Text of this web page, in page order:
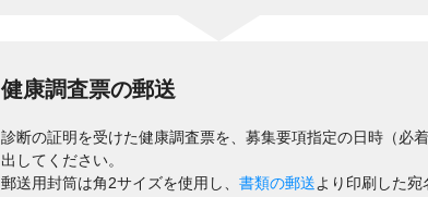
健康調査票の郵送
診断の証明を受けた健康調査票を、募集要項指定の日時（必
出してください。
郵送用封筒は角2サイズを使用し、 書類の郵送より印刷した宛